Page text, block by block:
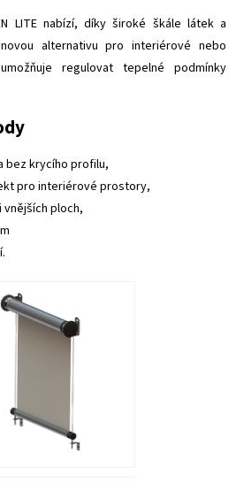
LITE nabízí, díky široké škále látek a
alternativu pro interiérové nebo
regulovat tepelné podmínky
bez krycího profilu,
pro interiérové prostory,
vnějších ploch,